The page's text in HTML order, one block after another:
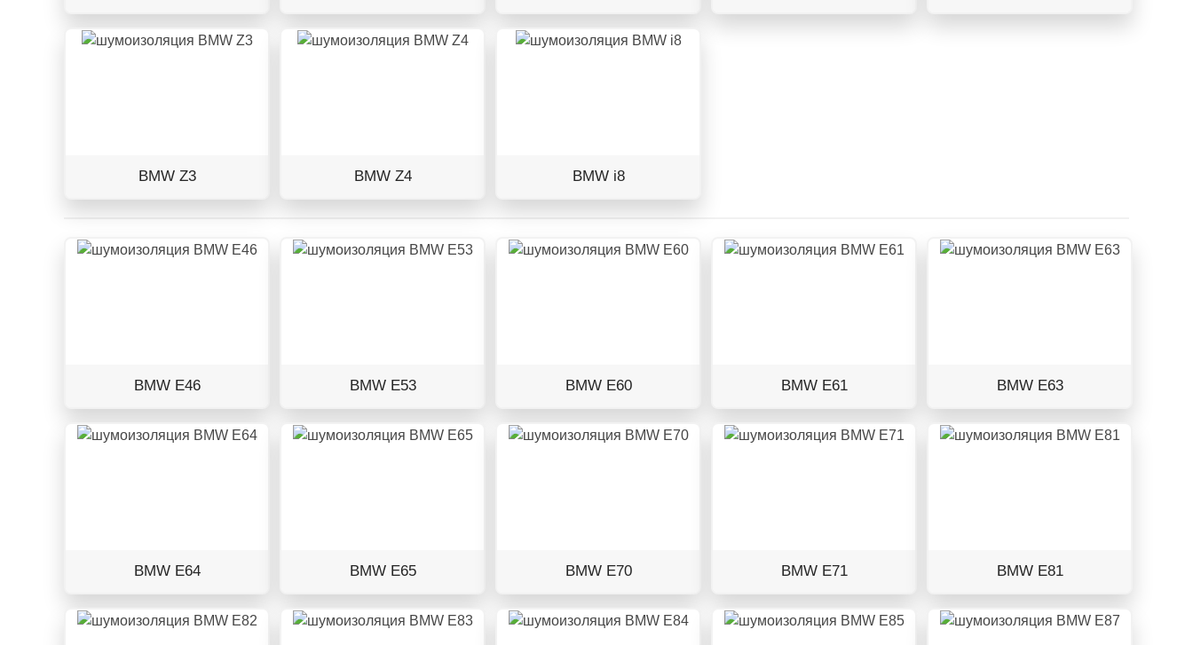
BMW Z3 BMW Z4 BMW i8
BMW E46 BMW E53 BMW E60 BMW E61 BMW E63
BMW E64 BMW E65 BMW E70 BMW E71 BMW E81